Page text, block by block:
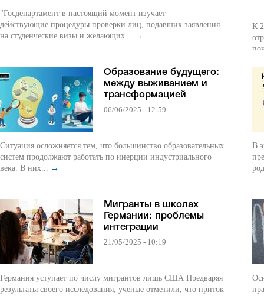
"Госдепартамент в настоящий момент изучает
действующие процедуры проверки лиц, подавших заявления
на студенческие визы и желающих... →
Образование будущего:
между выживанием и
трансформацией
06/06/2025 - 12:59
Ситуация осложняется тем, что большинство образовательных
систем продолжают работать по инерции индустриального
века. В них... →
Мигранты в школах
Германии: проблемы
интеграции
21/05/2025 - 10:19
Германия уступает по числу мигрантов лишь США Предваряя
результаты своего исследования, ученые отметили, что приток
К
В
прав